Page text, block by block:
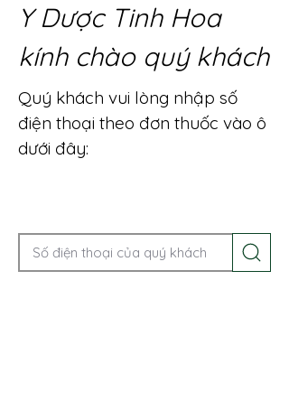
Y Dược Tinh Hoa
kính chào quý khách
Quý khách vui lòng nhập số
điện thoại theo đơn thuốc vào ô
dưới đây: